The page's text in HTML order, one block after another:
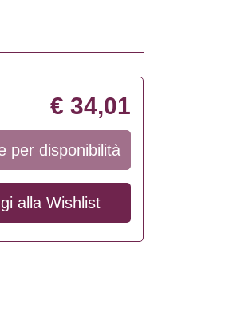
€ 34,01
per disponibilità
alla Wishlist